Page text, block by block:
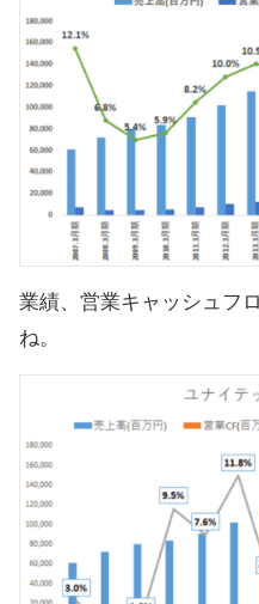
業績、営業キャッシュフ
ね。